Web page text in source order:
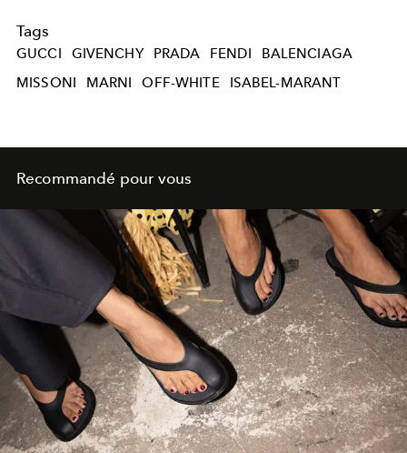
Tags
GUCCI GIVENCHY PRADA FENDI
BALENCIAGA
MISSONI
MARNI OFF-WHITE ISABEL-MARANT
Recommandé pour vous